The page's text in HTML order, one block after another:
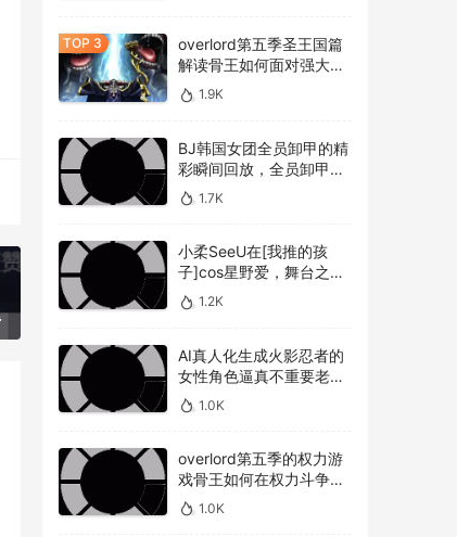
overlord第五季圣王国篇
解读骨王如何面对强大的
敌人，overlord第五季圣
王国篇深度解析骨王与敌
1.9K
BJ韩国女团全员卸甲的精
彩瞬间回放，全员卸甲视
频如何观看BJ韩国女团成
员的最精彩时刻？
1.7K
小柔SeeU在[我推的孩
子]cos星野爱，舞台之星
闪耀迷人
1.2K
AI真人化生成火影忍者的
女性角色逼真不重要老婆
美不美才是重点！
1.0K
overlord第五季的权力游
戏骨王如何在权力斗争中
崭露头角，overlord第五
季权力博弈骨王如何在复
1.0K